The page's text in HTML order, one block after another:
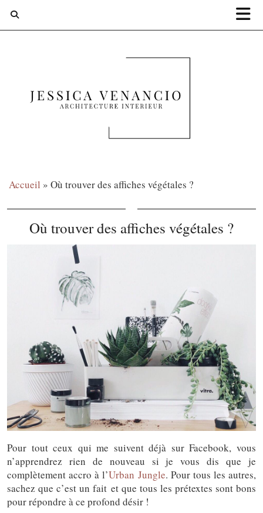
Accueil » Où trouver des affiches végétales ?
Où trouver des affiches végétales ?
Pour tout ceux qui me suivent déjà sur Facebook, vous
n’apprendrez rien de nouveau si je vous dis que je
complètement accro à l’Urban Jungle. Pour tous les autres,
sachez que c’est un fait et que tous les prétextes sont bons
pour répondre à ce profond désir !